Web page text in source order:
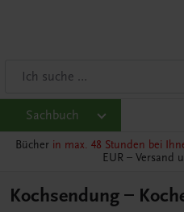
Sachbuch
Bücher in max. 48 Stunden bei
EUR – Versand
Kochsendung –